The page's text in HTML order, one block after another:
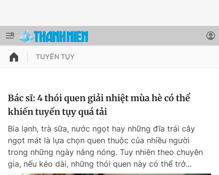
QUẢNG CÁO
Chuyên mục khác
Chào ngày mới Tin 24h
Thông tin tài khoản
Đổi mật khẩu
Tin đã lưu
Tin đã xem
TUYẾN TỤY
Bác sĩ: 4 thói quen giải nhiệt mùa hè có thể
khiến tuyến tụy quá tải
Bia lạnh, trà sữa, nước ngọt hay những đĩa trái cây
ngọt mát là lựa chọn quen thuộc của nhiều người
trong những ngày nắng nóng. Tuy nhiên theo chuyên
gia, nếu kéo dài, những thói quen này có thể trở...